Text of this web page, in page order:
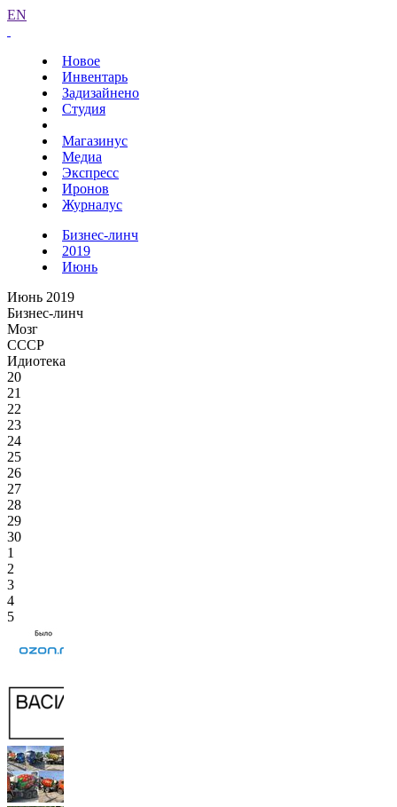
EN
Новое
Инвентарь
Задизайнено
Студия
Магазинус
Медиа
Экспресс
Иронов
Журналус
Бизнес-линч
2019
Июнь
Июнь 2019
Бизнес-линч
Мозг
СССР
Идиотека
20
21
22
23
24
25
26
27
28
29
30
1
2
3
4
5